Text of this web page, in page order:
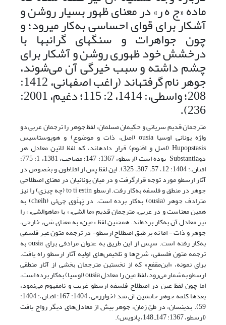
ماده «ج ه ر» در معنای ظهور بسیار روشن و
آشکار برای قوای احساسی به‌کار ‌‌‌‌‌‌‌می‏رود؛ و
چون جواهرات و سنگ‏های گران‏بها با
درخشش خود ظهوری روشن و آشکار برای
چشم داشته و سبب خیرگی آن می‌شوند،
جوهر نام گرفته‏اند (راغب اصفهانى، 1412:
208؛ واسطى،: 1414، 2: 115؛ دغیم، 2001:
236).
مترجمان قدیم سریانی و حکیمان مسلمان، لفظ جوهر را ترجمان عربی دو
واژه یونانی‌ اوسیا ousia (اصل، ذات و موضوع) و هوپوستاسیس
Hupopstasis (اصل و اقنوم) قرار داده‏اند، که لفظ لاتین معادل هر
دوSubstantia بوده است (ارسطو، 1367: 147؛ مصاحب، 1381، 1: 775؛
افنان،: ‌1404: ‌12، 57، 307، 325). این لفظ پس از افلاطون و بخصوص در
آثار ارسطو مورد توجه قرارگرفت و در میان یونانیان در معنای اصطلاحی
جوهر در منطق و فلسفه به‌کار رفت. ارسطو to ti estin (چه ‌چیزی‌) را نیز
مترادف‌ جوهر (ousia) به‌کار برده‌ است. در پَهلَوی‌ چی‌ئی‌ (cheih) به‌
همین‌ معناست‌ و در عربی‌، مترجمان‌ قدیم‌ «ما الشی‌ء» یا «ماهوالشی‌ء» را
نیز معادل‌ آن‌ به‌کار برده‌اند. همچنین لفظ‌ «عین‌» به‌ معنای‌ شیء خارجی،
جوهر و ذات‌ - اما نه‌ بر طبق‌ اصطلاح‌ ارسطو- در ترجمه متون غیر فلسفی
به‌کار ‌رفته‌ است‌. سپس‌ از این‌ طریق‌ به‌ عنوان‌ مرادفی‌ برای‌ ousia به‌
ترجمه متون‌ فلسفی‌، شرح‌ها و تلخیص‌های اولیه آثار ارسطو راه‌ یافت‌.
برای نمونه، «ابن‌مقفع»‌ که‌ از نخستین‌ مترجمان‌ بخشی‌ از آثار منطقی‌
ارسطو به‌شمار می‌رود، لفظ‌ عین‌ را معادل‌ ousia (اوسیا) به‌کار برده‌ است‌،
اما چون‌ لفظ‌ عین‌ در اصطلاح‌ فلسفه ارسطو غریب‌ و نامفهوم‌ می‌نمود،
بعدها کلمه جوهر جانشین‌ آن‌ شد (خوارزمی، 1404: 167؛ افنان،: ‌1404:
59). بدین‏سان، در طیّ‌ زمان‌، جوهر بیش‌ از معادل‌های دیگر رواج‌ یافت‌
(ارسطو، 1367: 147ـ 148، پانویس‌).